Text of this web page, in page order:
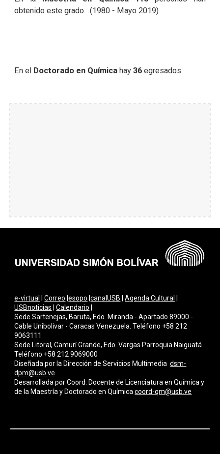
obtenido este grado. (1980 - Mayo 2019)
En el Doctorado en Química hay36egresados
e-virtual |Correo |esopo |canalUSB |Agenda Cultural
USBnoticias |Calendario
Sede Sartenejas, Baruta, Edo. Miranda - Apartado 89000 -
Cable Unibolivar - Caracas Venezuela. Teléfono +58 212
9063111
Sede Litoral, Camurí Grande, Edo. Vargas Parroquia Naiguatá.
Teléfono +58 212 9069000
Diseñada por la Dirección de Servicios Multimediadsm-
dpm@usb.ve
Desarrollada porCoord. Docente de Licenciatura en Química y
de la Maestría y Doctorado en Química coord-qm@usb.ve